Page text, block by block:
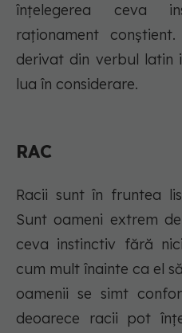
înțelegerea ceva
raționament
derivat din verbul latin
lua în considerare.
RAC
Racii sunt în fruntea
Sunt oameni extrem
ceva instinctiv fără
cum mult înainte ca el
oamenii se simt
deoarece racii pot